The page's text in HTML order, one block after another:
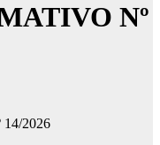
Nº
14/2026